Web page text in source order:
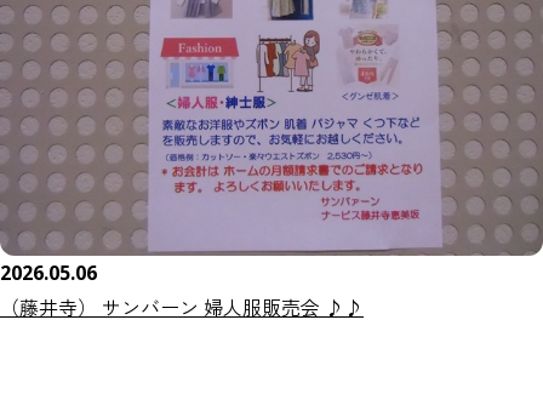
2026.05.06
（藤井寺） サンバーン 婦人服販売会 ♪♪